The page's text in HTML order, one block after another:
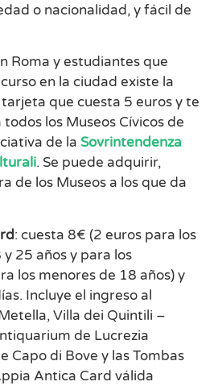
o nacionalidad, y fácil de
Roma y estudiantes que
en la ciudad existe la
que cuesta 5 euros y te
los Museos Cívicos de
de la Sovrintendenza
. Se puede adquirir,
de los Museos a los que da
: cuesta 8€ (2 euros para los
25 años y para los
los menores de 18 años) y
Incluye el ingreso al
Villa dei Quintili –
de Lucrezia
Capo di Bove y las Tombas
Antica Card válida